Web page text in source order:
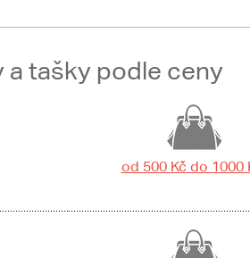
a tašky podle ceny
od 500 Kč do 1000